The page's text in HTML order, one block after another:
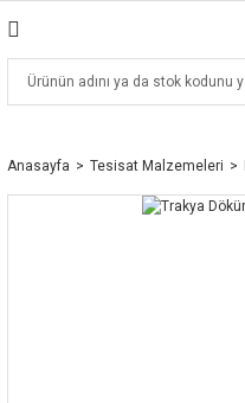
Anasayfa Tesisat Malzemeleri